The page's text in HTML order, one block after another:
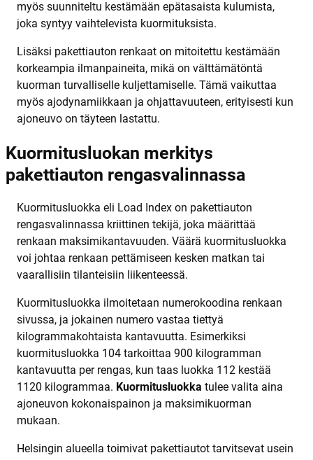
myös suunniteltu kestämään epätasaista kulumista,
joka syntyy vaihtelevista kuormituksista.
Lisäksi pakettiauton renkaat on mitoitettu kestämään
korkeampia ilmanpaineita, mikä on välttämätöntä
kuorman turvalliselle kuljettamiselle. Tämä vaikuttaa
myös ajodynamiikkaan ja ohjattavuuteen, erityisesti kun
ajoneuvo on täyteen lastattu.
Kuormitusluokan merkitys
pakettiauton rengasvalinnassa
Kuormitusluokka eli Load Index on pakettiauton
rengasvalinnassa kriittinen tekijä, joka määrittää
renkaan maksimikantavuuden. Väärä kuormitusluokka
voi johtaa renkaan pettämiseen kesken matkan tai
vaarallisiin tilanteisiin liikenteessä.
Kuormitusluokka ilmoitetaan numerokoodina renkaan
sivussa, ja jokainen numero vastaa tiettyä
kilogrammakohtaista kantavuutta. Esimerkiksi
kuormitusluokka 104 tarkoittaa 900 kilogramman
kantavuutta per rengas, kun taas luokka 112 kestää
1120 kilogrammaa. Kuormitusluokka tulee valita aina
ajoneuvon kokonaispainon ja maksimikuorman
mukaan.
Helsingin alueella toimivat pakettiautot tarvitsevat usein